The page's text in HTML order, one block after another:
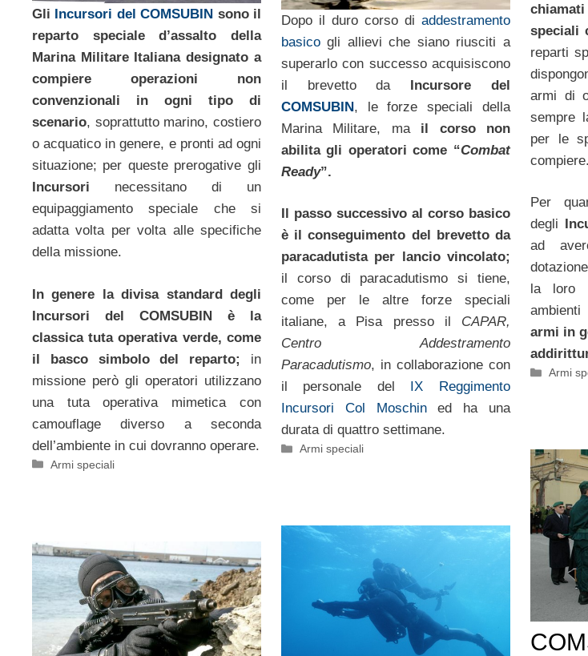
speciali
reparti
armi di
sempre
per le
compiere.
Per
degli
ad
la loro
ambienti
armi in
Armi
Gli Incursori del COMSUBIN sono il
reparto speciale d’assalto della
Marina Militare Italiana designato a
compiere operazioni non
convenzionali in ogni tipo di
scenario, soprattutto marino, costiero
o acquatico in genere, e pronti ad ogni
situazione; per queste prerogative gli
Incursori necessitano di un
equipaggiamento speciale che si
adatta volta per volta alle specifiche
della missione.
In genere la divisa standard degli
Incursori del COMSUBIN è la
classica tuta operativa verde, come
il basco simbolo del reparto;
in
missione però gli operatori utilizzano
una tuta operativa mimetica con
camouflage diverso a seconda
dell’ambiente in cui dovranno operare.
Categorie
Armi speciali
Dopo il duro corso di addestramento
basicogli allievi che siano riusciti a
superarlo con successo acquisiscono
il brevetto da Incursore del
COMSUBIN, le forze speciali della
Marina Militare, ma il corso non
abilita gli operatori come “Combat
Ready”.
Il passo successivo al corso basico
è il conseguimento del brevetto da
paracadutista per lancio vincolato;
il corso di paracadutismo si tiene,
come per le altre forze speciali
italiane, a Pisa presso il CAPAR,
Centro Addestramento
Paracadutismo, in collaborazione con
il personale del
IX Reggimento
Incursori Col Moschined ha una
durata di quattro settimane.
Categorie
Armi speciali